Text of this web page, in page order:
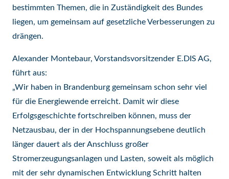
bestimmten Themen, die in Zuständigkeit des Bundes
liegen, um gemeinsam auf gesetzliche Verbesserungen zu
drängen.
Alexander Montebaur, Vorstandsvorsitzender E.DIS AG,
führt aus:
„Wir haben in Brandenburg gemeinsam schon sehr viel
für die Energiewende erreicht. Damit wir diese
Erfolgsgeschichte fortschreiben können, muss der
Netzausbau, der in der Hochspannungsebene deutlich
länger dauert als der Anschluss großer
Stromerzeugungsanlagen und Lasten, soweit als möglich
mit der sehr dynamischen Entwicklung Schritt halten